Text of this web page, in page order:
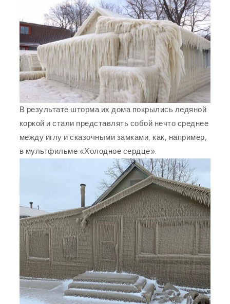
В результате шторма их дома покрылись ледяной
коркой и стали представлять собой нечто среднее
между иглу и сказочными замками, как, например,
в мультфильме «Холодное сердце».